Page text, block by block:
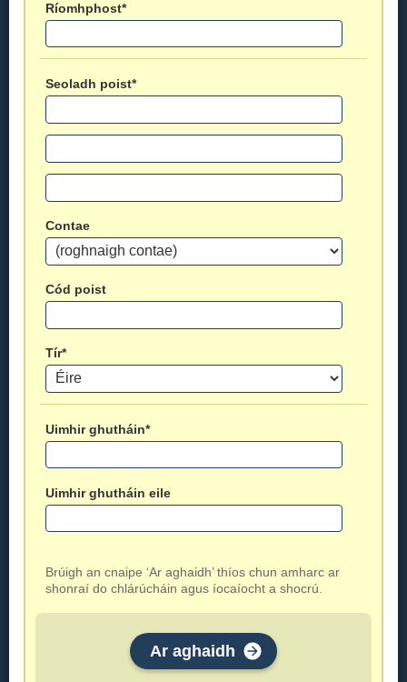
Ríomhphost*
Seoladh poist*
Contae
Cód poist
Tír*
Uimhir ghutháin*
Uimhir ghutháin eile
Brúigh an cnaipe ‘Ar aghaidh’ thíos chun amharc ar
shonraí do chlárúcháin agus íocaíocht a shocrú.
Ar aghaidh